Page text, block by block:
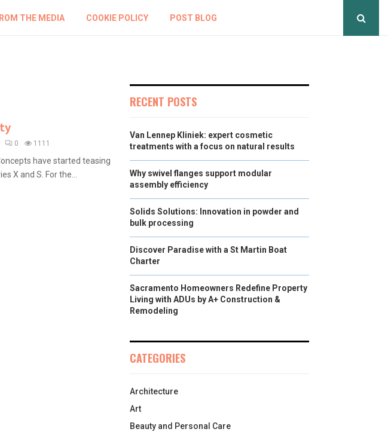
THE MEDIA COOKIE POLICY POST BLOG
0 1111
have started teasing
X and S. For the...
RECENT POSTS
Van Lennep Kliniek: expert cosmetic
treatments with a focus on natural results
Why swivel flanges support modular
assembly efficiency
Solids Solutions: Innovation in powder and
bulk processing
Discover Paradise with a St Martin Boat
Charter
Sacramento Homeowners Redefine Property
Living with ADUs by A+ Construction &
Remodeling
CATEGORIES
Architecture
Art
Beauty and Personal Care